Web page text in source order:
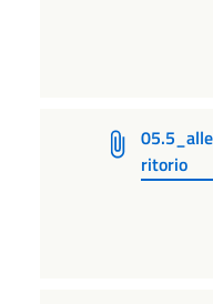
ritorio